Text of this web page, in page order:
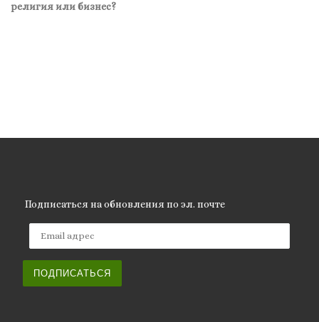
религия или бизнес?
Подписаться на обновления по эл. почте
ПОДПИСАТЬСЯ